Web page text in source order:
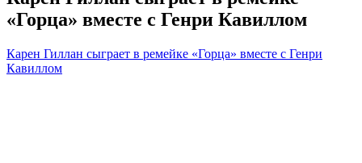
«Горца» вместе с Генри Кавиллом
Карен Гиллан сыграет в ремейке «Горца» вместе с Генри
Кавиллом